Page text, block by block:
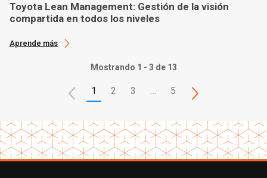
Toyota Lean Management: Gestión de la visión
compartida en todos los niveles
Aprende más
Mostrando 1 - 3 de 13
1 2 3 5